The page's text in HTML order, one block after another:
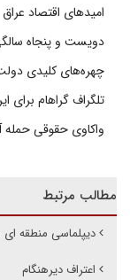
امیدهای اقتصاد عراق
دویست و پنجاه
چهره‌های کلیدی
تلگراف گراهام برای
واکاوی حقوقی حمله
مطالب مرتبط
دیپلماسی منطقه ای
اعتراف دیرهنگام